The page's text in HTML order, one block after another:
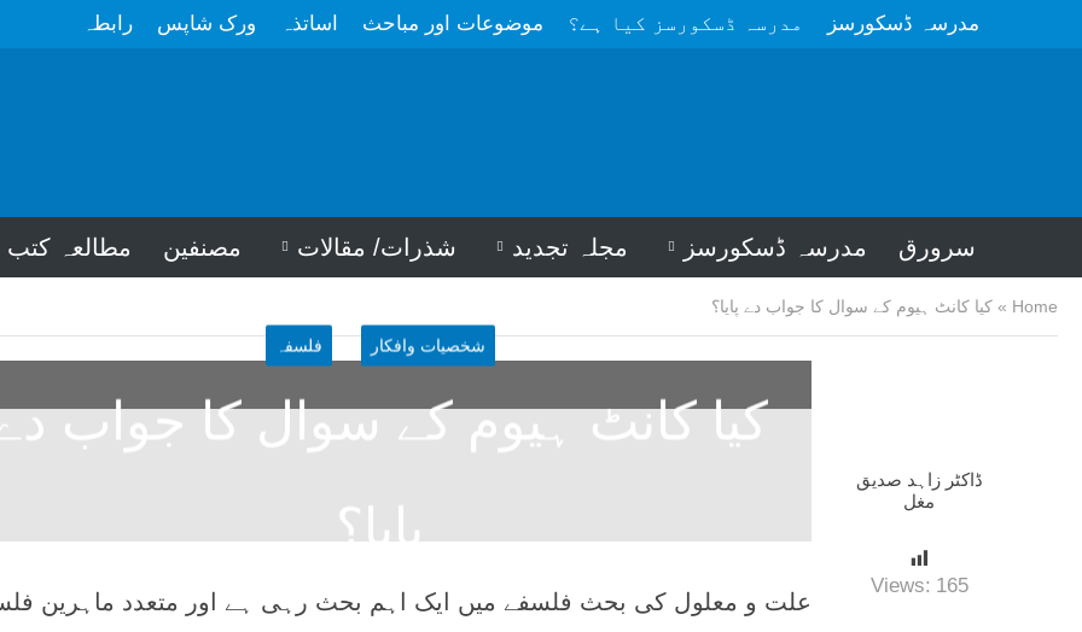
مدرسہ ڈسکورسز مدرسہ ڈسکورسز کیا ہے؟ موضوعات اور مباحث اساتذہ ورک شاپس رابطہ
سرورق مدرسہ ڈسکورسز مجلہ تجدید شذرات/ مقالات مصنفین مطالعہ کتب
Home
» کیا کانٹ ہیوم کے سوال کا جواب دے پایا؟
ڈاکٹر زاہد صدیق
مغل
Views: 165
شخصیات وافکار فلسفہ
کیا کانٹ ہیوم کے سوال کا جواب
پایا؟
علت و معلول کی بحث فلسفے میں ایک اہم بحث رہی ہے اور متعدد ماہرین